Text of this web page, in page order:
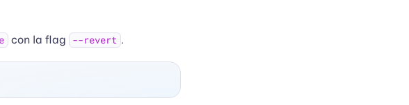
con la flag --revert .